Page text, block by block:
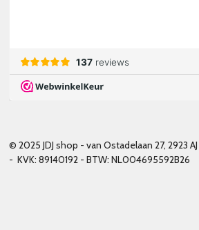
© 2025 JDJ shop - van Ostadelaan 27, 2923
- KVK: 89140192 - BTW: NL004695592B26